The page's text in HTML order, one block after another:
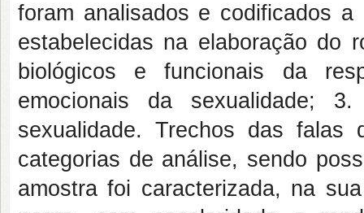
foram analisados e codificados
estabelecidas na elaboração do
biológicos e funcionais da
emocionais da sexualidade;
sexualidade. Trechos das
categorias de análise, sendo
amostra foi caracterizada, na